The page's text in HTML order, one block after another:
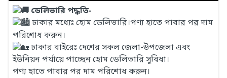
ডেলিভারি পদ্ধতি-
ঢাকার মধ্যেঃ হোম ডেলিভারি।পণ্য হাতে পাবার পর দাম
পরিশোধ করুন।
ঢাকার বাইরেঃ দেশের সকল জেলা-উপজেলা এবং
ইউনিয়ন পর্যায়ে পাচ্ছেন হোম ডেলিভারি সুবিধা।
পণ্য হাতে পাবার পর দাম পরিশোধ করুন।